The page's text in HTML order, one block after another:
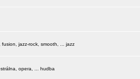
jazz-rock, smooth, ... jazz
opera, ... hudba